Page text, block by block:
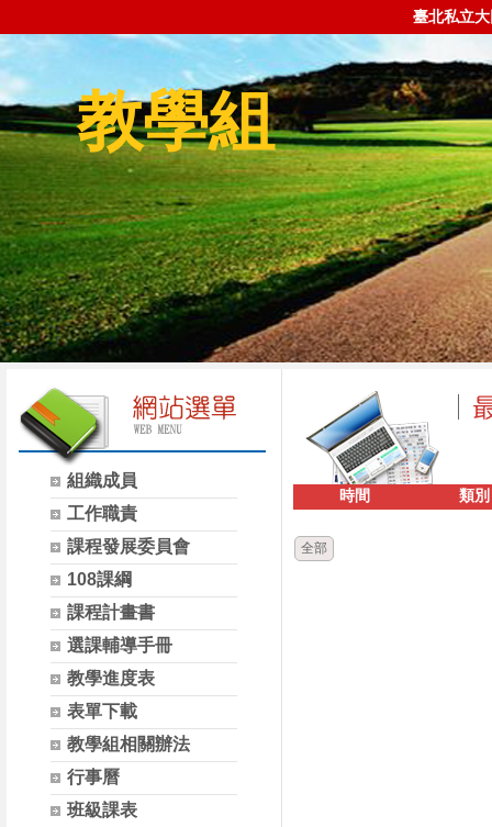
臺北私立
教學組
組織成員
工作職責
課程發展委員會
108課綱
課程計畫書
選課輔導手冊
教學進度表
表單下載
教學組相關辦法
行事曆
班級課表
時間 類別
全部